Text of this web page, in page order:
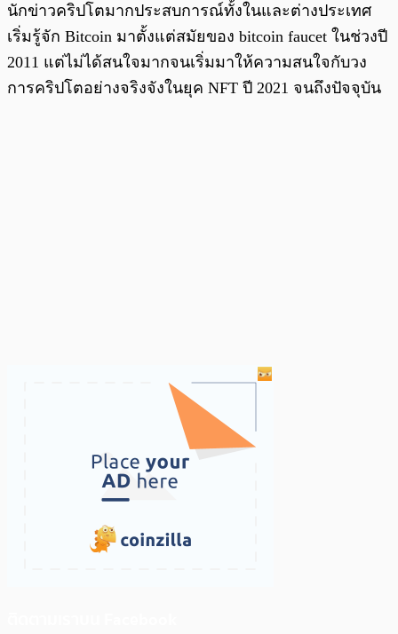
นักข่าวคริปโตมากประสบการณ์ทั้งในและต่างประเทศ
เริ่มรู้จัก Bitcoin มาตั้งแต่สมัยของ bitcoin faucet ในช่วงปี
2011 แต่ไม่ได้สนใจมากจนเริ่มมาให้ความสนใจกับวง
การคริปโตอย่างจริงจังในยุค NFT ปี 2021 จนถึงปัจจุบัน